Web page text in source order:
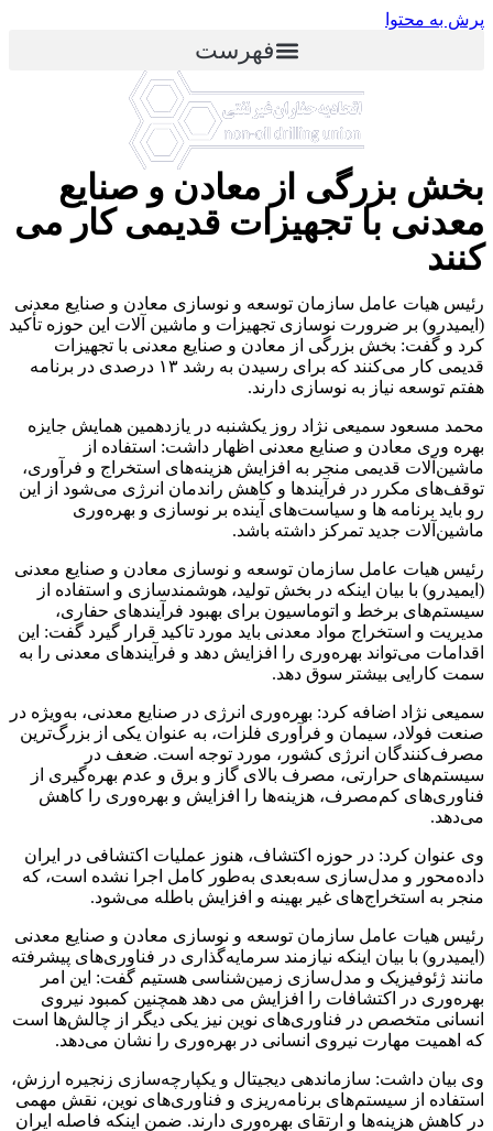
پرش به محتوا
فهرست
بخش بزرگی از معادن و صنایع
معدنی با تجهیزات قدیمی کار می
کنند
رئیس هیات عامل سازمان توسعه و نوسازی معادن و صنایع معدنی
(ایمیدرو) بر ضرورت نوسازی تجهیزات و ماشین‌ آلات این حوزه تأکید
کرد و گفت: بخش بزرگی از معادن و صنایع معدنی با تجهیزات
قدیمی کار می‌کنند که برای رسیدن به رشد ۱۳ درصدی در برنامه
هفتم توسعه نیاز به نوسازی دارند.
محمد مسعود سمیعی نژاد روز یکشنبه در یازدهمین همایش جایزه
بهره وری معادن و صنایع معدنی اظهار داشت: استفاده از
ماشین‌آلات قدیمی منجر به افزایش هزینه‌های استخراج و فرآوری،
توقف‌های مکرر در فرآیندها و کاهش راندمان انرژی می‌شود از این
رو باید برنامه ها و سیاست‌های آینده بر نوسازی و بهره‌وری
ماشین‌آلات جدید تمرکز داشته باشد.
رئیس هیات عامل سازمان توسعه و نوسازی معادن و صنایع معدنی
(ایمیدرو) با بیان اینکه در بخش تولید، هوشمندسازی و استفاده از
سیستم‌های برخط و اتوماسیون برای بهبود فرآیندهای حفاری،
مدیریت و استخراج مواد معدنی باید مورد تاکید قرار گیرد گفت: این
اقدامات می‌تواند بهره‌وری را افزایش دهد و فرآیندهای معدنی را به
سمت کارایی بیشتر سوق دهد.
سمیعی نژاد اضافه کرد: بهره‌وری انرژی در صنایع معدنی، به‌ویژه در
صنعت فولاد، سیمان و فرآوری فلزات، به عنوان یکی از بزرگ‌ترین
مصرف‌کنندگان انرژی کشور، مورد توجه است. ضعف در
سیستم‌های حرارتی، مصرف بالای گاز و برق و عدم بهره‌گیری از
فناوری‌های کم‌مصرف، هزینه‌ها را افزایش و بهره‌وری را کاهش
می‌دهد.
وی عنوان کرد: در حوزه اکتشاف، هنوز عملیات اکتشافی در ایران
داده‌محور و مدل‌سازی سه‌بعدی به‌طور کامل اجرا نشده است، که
منجر به استخراج‌های غیر بهینه و افزایش باطله می‌شود.
رئیس هیات عامل سازمان توسعه و نوسازی معادن و صنایع معدنی
(ایمیدرو) با بیان اینکه نیازمند سرمایه‌گذاری در فناوری‌های پیشرفته
مانند ژئوفیزیک و مدل‌سازی زمین‌شناسی هستیم گفت: این امر
بهره‌وری در اکتشافات را افزایش می دهد همچنین کمبود نیروی
انسانی متخصص در فناوری‌های نوین نیز یکی دیگر از چالش‌ها است
که اهمیت مهارت نیروی انسانی در بهره‌وری را نشان می‌دهد.
وی بیان داشت: سازماندهی دیجیتال و یکپارچه‌سازی زنجیره ارزش،
استفاده از سیستم‌های برنامه‌ریزی و فناوری‌های نوین، نقش مهمی
در کاهش هزینه‌ها و ارتقای بهره‌وری دارند. ضمن اینکه فاصله ایران